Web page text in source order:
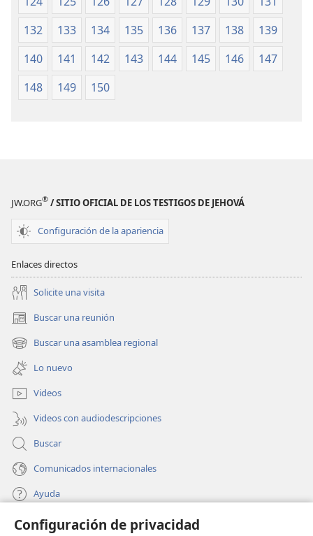
Configuración de privacidad
132
133 134 135 136 137 138
139
140
141 142 143 144 145 146
147
148
149 150
JW.ORG® / SITIO OFICIAL DE LOS TESTIGOS DE JEHOVÁ
Configuración de la apariencia
Enlaces directos
Solicite una visita
Buscar una reunión
(abre
una
nueva
ventana)
Buscar una asamblea regional
(abre
una
nueva
ventana)
Lo nuevo
Videos
Videos con audiodescripciones
Buscar
Comunicados internacionales
Ayuda
Donaciones